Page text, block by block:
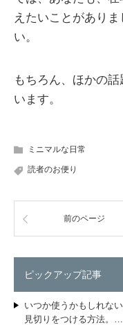
えたいことがあり
い。
もちろん、ほかの
います。
ミニマルな日常
読者のお便り
前のページ
ピックアップ記事
いつか使うかもしれな
見切りをつける方法。…